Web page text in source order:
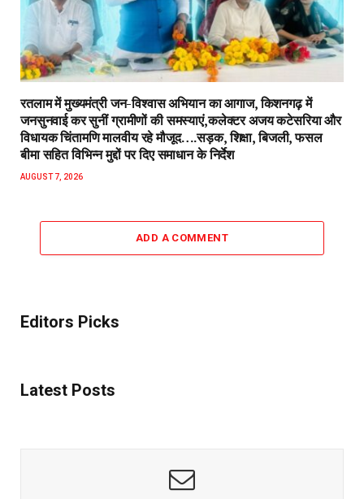
रतलाम में मुख्यमंत्री जन-विश्वास अभियान का आगाज, किशनगढ़ में
जनसुनवाई कर सुनीं ग्रामीणों की समस्याएं,कलेक्टर अजय कटेसरिया और
विधायक चिंतामणि मालवीय रहे मौजूद….सड़क, शिक्षा, बिजली, फसल
बीमा सहित विभिन्न मुद्दों पर दिए समाधान के निर्देश
AUGUST 7, 2026
ADD A COMMENT
Editors Picks
Latest Posts